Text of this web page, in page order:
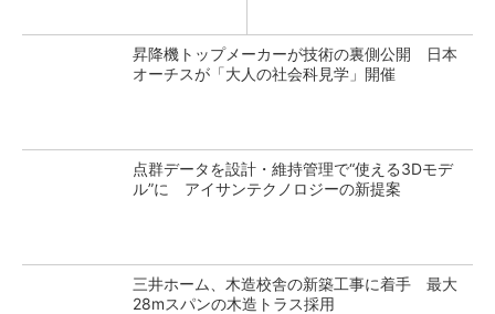
昇降機トップメーカーが技術の裏側公開 日本
オーチスが「大人の社会科見学」開催
点群データを設計・維持管理で“使える3Dモデ
ル”に アイサンテクノロジーの新提案
三井ホーム、木造校舎の新築工事に着手 最大
28mスパンの木造トラス採用